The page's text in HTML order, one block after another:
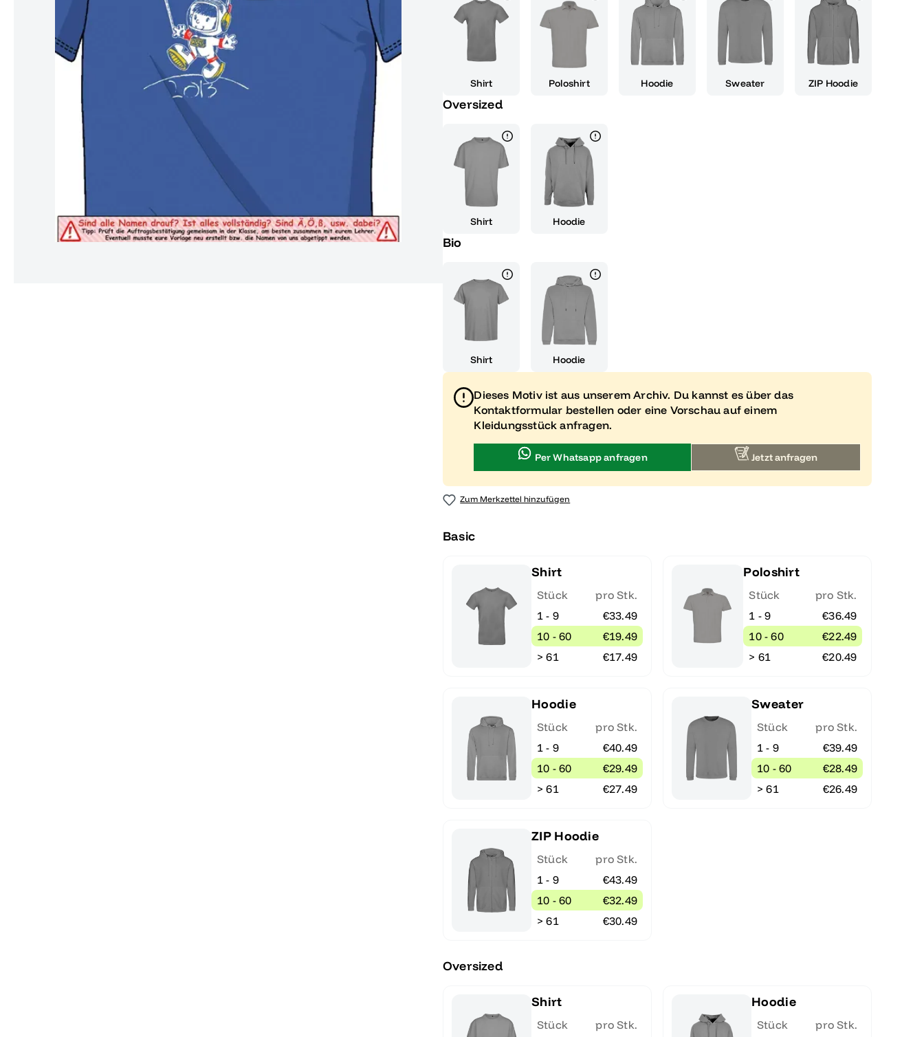
Symbol für deinen Erfolg und die neuen Horizonte, die vor dir liegen. Egal, ob
du es bei der Abschlussfeier, auf der Abi-Party oder einfach im Alltag trägst, es
wird dich immer daran erinnern, wie weit du es geschafft hast und dass dir die
Welt offensteht. Dank seiner hochwertigen Baumwollqualität ist es zudem
super bequem und langlebig, sodass du es immer wieder gerne tragen wirst.
es ist die perfekte Mischung aus Spaß, Motivation und Style, die genau zu dir
passt. Zeig der Welt, dass du bereit bist, als Abi-Held in die Zukunft zu starten!
Shirt Poloshirt Hoodie Sweater ZIP Hoodie
Oversized
Shirt Hoodie
Bio
Shirt Hoodie
Dieses Motiv ist aus unserem Archiv. Du kannst es über das
Kontaktformular bestellen oder eine Vorschau auf einem
Kleidungsstück anfragen.
Per Whatsapp anfragen Jetzt anfragen
Zum Merkzettel hinzufügen
Basic
Shirt
Stück
pro Stk.
1 - 9
€33.49
10 - 60
€19.49
> 61
€17.49
Poloshirt
Stück
pro Stk.
1 - 9
€36.49
10 - 60
€22.49
> 61
€20.49
Hoodie
Stück
pro Stk.
1 - 9
€40.49
10 - 60
€29.49
> 61
€27.49
Sweater
Stück
pro Stk.
1 - 9
€39.49
10 - 60
€28.49
> 61
€26.49
ZIP Hoodie
Stück
pro Stk.
1 - 9
€43.49
10 - 60
€32.49
> 61
€30.49
Oversized
Shirt
Stück
pro Stk.
Hoodie
Stück
pro Stk.